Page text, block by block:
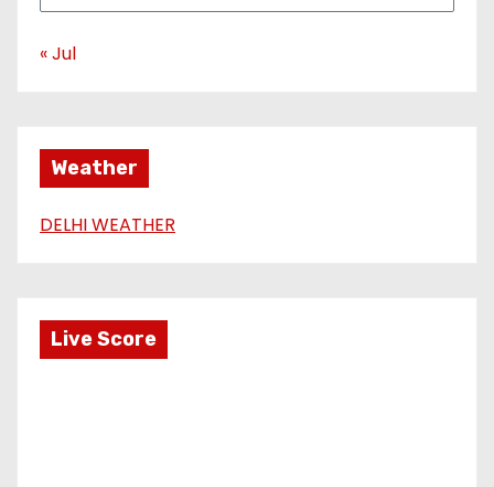
« Jul
Weather
DELHI WEATHER
Live Score